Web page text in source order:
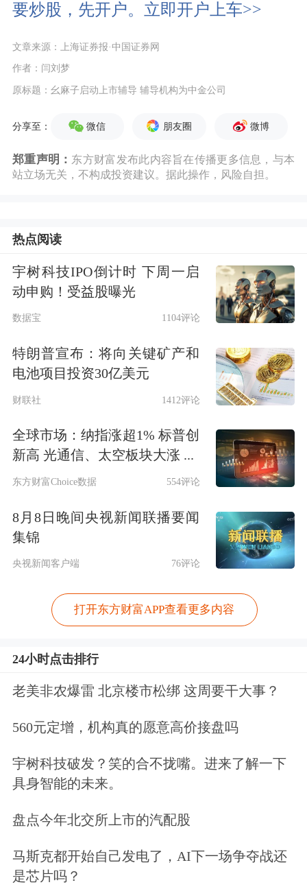
要炒股，先开户。立即开户上车>>
文章来源：上海证券报·中国证券网
作者：闫刘梦
原标题：幺麻子启动上市辅导 辅导机构为中金公司
分享至： 微信 朋友圈 微博
郑重声明： 东方财富发布此内容旨在传播更多信息，与本
站立场无关，不构成投资建议。据此操作，风险自担。
热点阅读
宇树科技IPO倒计时 下周一启
动申购！受益股曝光
数据宝 1104评论
特朗普宣布：将向关键矿产和
电池项目投资30亿美元
财联社 1412评论
全球市场：纳指涨超1% 标普创
新高 光通信、太空板块大涨 ...
东方财富Choice数据 554评论
8月8日晚间央视新闻联播要闻
集锦
央视新闻客户端 76评论
打开东方财富APP查看更多内容
24小时点击排行
老美非农爆雷 北京楼市松绑 这周要干大事？
560元定增，机构真的愿意高价接盘吗
宇树科技破发？笑的合不拢嘴。进来了解一下
具身智能的未来。
盘点今年北交所上市的汽配股
马斯克都开始自己发电了，AI下一场争夺战还
是芯片吗？